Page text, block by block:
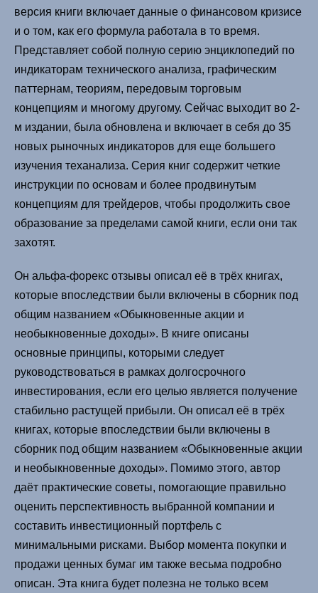
версия книги включает данные о финансовом кризисе
и о том, как его формула работала в то время.
Представляет собой полную серию энциклопедий по
индикаторам технического анализа, графическим
паттернам, теориям, передовым торговым
концепциям и многому другому. Сейчас выходит во 2-
м издании, была обновлена и включает в себя до 35
новых рыночных индикаторов для еще большего
изучения теханализа. Серия книг содержит четкие
инструкции по основам и более продвинутым
концепциям для трейдеров, чтобы продолжить свое
образование за пределами самой книги, если они так
захотят.
Он альфа-форекс отзывы описал её в трёх книгах,
которые впоследствии были включены в сборник под
общим названием «Обыкновенные акции и
необыкновенные доходы». В книге описаны
основные принципы, которыми следует
руководствоваться в рамках долгосрочного
инвестирования, если его целью является получение
стабильно растущей прибыли. Он описал её в трёх
книгах, которые впоследствии были включены в
сборник под общим названием «Обыкновенные акции
и необыкновенные доходы». Помимо этого, автор
даёт практические советы, помогающие правильно
оценить перспективность выбранной компании и
составить инвестиционный портфель с
минимальными рисками. Выбор момента покупки и
продажи ценных бумаг им также весьма подробно
описан. Эта книга будет полезна не только всем